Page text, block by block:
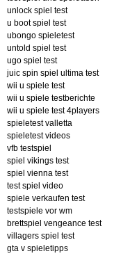
unlock spiel test
u boot spiel test
ubongo spieletest
untold spiel test
ugo spiel test
juic spin spiel ultima test
wii u spiele test
wii u spiele testberichte
wii u spiele test 4players
spieletest valletta
spieletest videos
vfb testspiel
spiel vikings test
spiel vienna test
test spiel video
spiele verkaufen test
testspiele vor wm
brettspiel vengeance test
villagers spiel test
gta v spieletipps